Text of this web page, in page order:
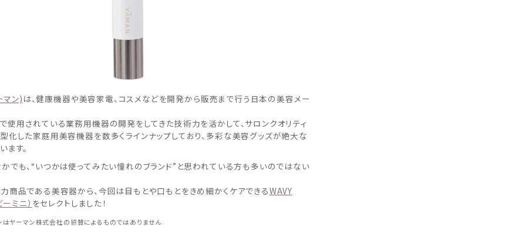
マン) は、健康機器や美容家電、コスメなどを開発から販売まで行う日本の美容メー
使用されている業務用機器の開発をしてきた技術力を活かして、サロンクオリティ
化した家庭用美容機器を数多くラインナップしており、多彩な美容グッズが絶大な
ます。
でも、“いつかは使ってみたい憧れのブランド”と思われている方も多いのではない
商品である美容器から、今回は目もとや口もとをきめ細かくケアできるWAVY
ミニ） をセレクトしました！
ヤーマン株式会社の協賛によるものではありません